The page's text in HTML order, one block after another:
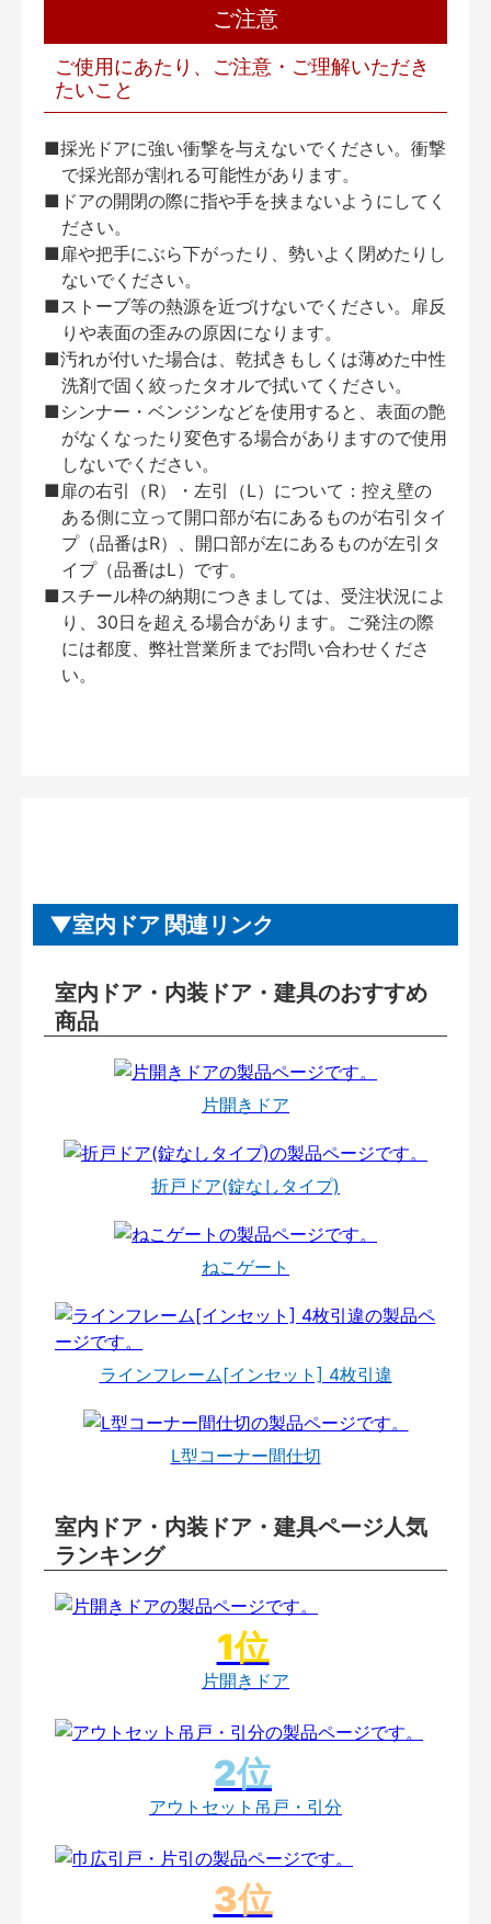
ご注意
ご使用にあたり、ご注意・ご理解いただき
たいこと
■採光ドアに強い衝撃を与えないでください。衝撃
で採光部が割れる可能性があります。
■ドアの開閉の際に指や手を挟まないようにしてく
ださい。
■扉や把手にぶら下がったり、勢いよく閉めたりし
ないでください。
■ストーブ等の熱源を近づけないでください。扉反
りや表面の歪みの原因になります。
■汚れが付いた場合は、乾拭きもしくは薄めた中性
洗剤で固く絞ったタオルで拭いてください。
■シンナー・ベンジンなどを使用すると、表面の艶
がなくなったり変色する場合がありますので使用
しないでください。
■扉の右引（R）・左引（L）について：控え壁の
ある側に立って開口部が右にあるものが右引タイ
プ（品番はR）、開口部が左にあるものが左引タ
イプ（品番はL）です。
■スチール枠の納期につきましては、受注状況によ
り、30日を超える場合があります。ご発注の際
には都度、弊社営業所までお問い合わせくださ
い。
室内ドア 関連リンク
室内ドア・内装ドア・建具のおすすめ
商品
片開きドア
折戸ドア(錠なしタイプ)
ねこゲート
ラインフレーム[インセット] 4枚引違
L型コーナー間仕切
室内ドア・内装ドア・建具ページ人気
ランキング
片開きドア
アウトセット吊戸・引分